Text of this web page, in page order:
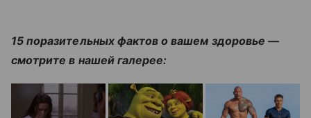
15 поразительных фактов о вашем здоровье —
смотрите в нашей галерее: